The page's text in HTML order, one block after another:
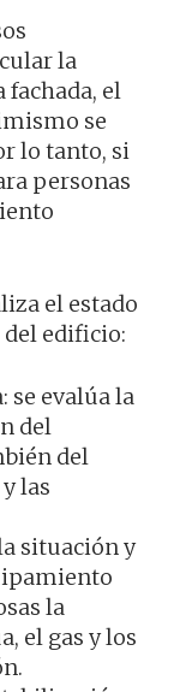
la
el
se
lo tanto, si
personas
el estado
edificio:
se evalúa la
del
del
las
situación y
la
el gas y los